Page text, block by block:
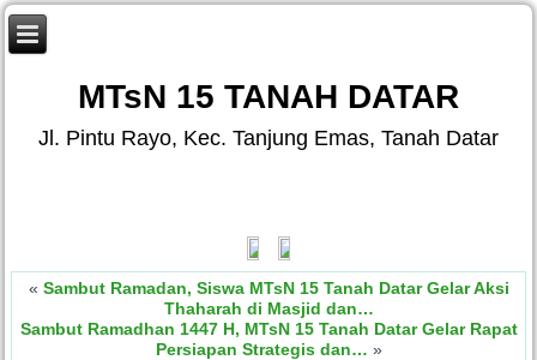
MTsN 15 TANAH DATAR
Jl. Pintu Rayo, Kec. Tanjung Emas, Tanah Datar
« Sambut Ramadan, Siswa MTsN 15 Tanah Datar Gelar Aksi
Thaharah di Masjid dan…
Sambut Ramadhan 1447 H, MTsN 15 Tanah Datar Gelar Rapat
Persiapan Strategis dan… »